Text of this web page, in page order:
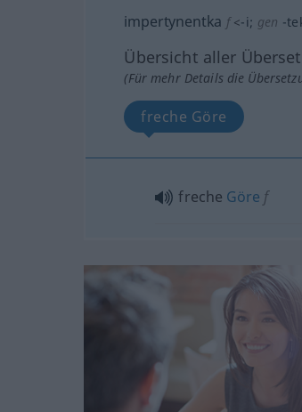
impertynentka f <-i; gen -
Übersicht aller
(Für mehr Details die
freche Göre
freche Göre f